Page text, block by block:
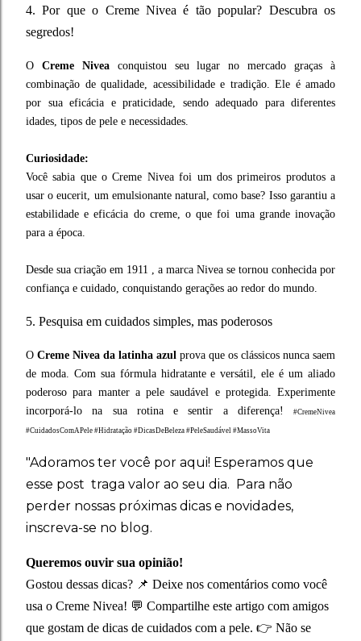
4. Por que o Creme Nivea é tão popular? Descubra os
segredos!
O Creme Niveaconquistou seu lugar no mercado graças à
combinação de qualidade, acessibilidade e tradição. Ele é amado
por sua eficácia e praticidade, sendo adequado para diferentes
idades, tipos de pele e necessidades.
Curiosidade:
Você sabia que o Creme Nivea foi um dos primeiros produtos a
usar o eucerit, um emulsionante natural, como base? Isso garantiu a
estabilidade e eficácia do creme, o que foi uma grande inovação
para a época.
Desde sua criação em 1911 , a marca Nivea se tornou conhecida por
confiança e cuidado, conquistando gerações ao redor do mundo.
5. Pesquisa em cuidados simples, mas poderosos
O Creme Nivea da latinha azul prova que os clássicos nunca saem
de moda. Com sua fórmula hidratante e versátil, ele é um aliado
poderoso para manter a pele saudável e protegida. Experimente
incorporá-lo na sua rotina e sentir a diferença!
#CremeNivea
#CuidadosComAPele #Hidratação #DicasDeBeleza #PeleSaudável #MassoVita
"Adoramos ter você por aqui! Esperamos que
esse post traga valor ao seu dia. Para não
perder nossas próximas dicas e novidades,
inscreva-se no blog.
Queremos ouvir sua opinião!
Gostou dessas dicas? 📌 Deixe nos comentários como você
usa o Creme Nivea! 💬 Compartilhe este artigo com amigos
que gostam de dicas de cuidados com a pele. 👉 Não se